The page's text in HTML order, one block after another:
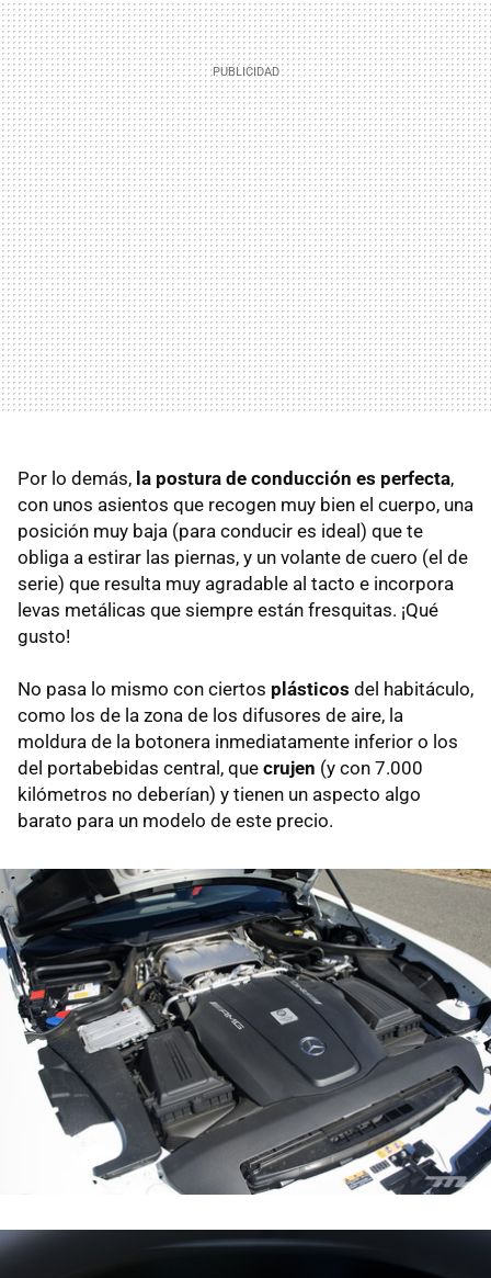
Por lo demás, la postura de conducción es perfecta,
con unos asientos que recogen muy bien el cuerpo, una
posición muy baja (para conducir es ideal) que te
obliga a estirar las piernas, y un volante de cuero (el de
serie) que resulta muy agradable al tacto e incorpora
levas metálicas que siempre están fresquitas. ¡Qué
gusto!
No pasa lo mismo con ciertos plásticos del habitáculo,
como los de la zona de los difusores de aire, la
moldura de la botonera inmediatamente inferior o los
del portabebidas central, que crujen (y con 7.000
kilómetros no deberían) y tienen un aspecto algo
barato para un modelo de este precio.